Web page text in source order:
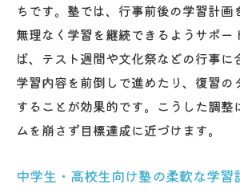
ちです。塾では、行事前後の学習計画
無理なく学習を継続できるようサポー
ば、テスト週間や文化祭などの行事に
学習内容を前倒しで進めたり、復習の
することが効果的です。こうした調整
ムを崩さず目標達成に近づけます。
中学生・高校生向け塾の柔軟な学習